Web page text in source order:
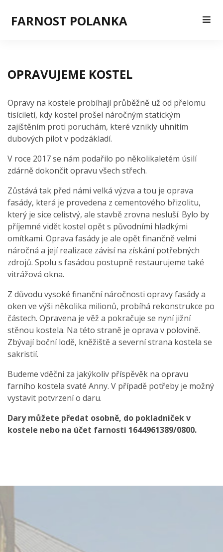
FARNOST POLANKA
OPRAVUJEME KOSTEL
Opravy na kostele probíhají průběžně už od přelomu
tisíciletí, kdy kostel prošel náročným statickým
zajištěním proti poruchám, které vznikly uhnitím
dubových pilot v podzákladí.
V roce 2017 se nám podařilo po několikaletém úsilí
zdárně dokončit opravu všech střech.
Zůstává tak před námi velká výzva a tou je oprava
fasády, která je provedena z cementového břizolitu,
který je sice celistvý, ale stavbě zrovna nesluší. Bylo by
příjemné vidět kostel opět s původními hladkými
omítkami. Oprava fasády je ale opět finančně velmi
náročná a její realizace závisí na získání potřebných
zdrojů. Spolu s fasádou postupně restaurujeme také
vitrážová okna.
Z důvodu vysoké finanční náročnosti opravy fasády a
oken ve výši několika milionů, probíhá rekonstrukce po
částech. Opravena je věž a pokračuje se nyní jižní
stěnou kostela. Na této straně je oprava v polovině.
Zbývají boční lodě, kněžiště a severní strana kostela se
sakristií.
Budeme vděčni za jakýkoliv příspěvěk na opravu
farního kostela svaté Anny. V případě potřeby je možný
vystavit potvrzení o daru.
Dary můžete předat osobně, do pokladniček v
kostele nebo na účet farnosti 1644961389/0800.